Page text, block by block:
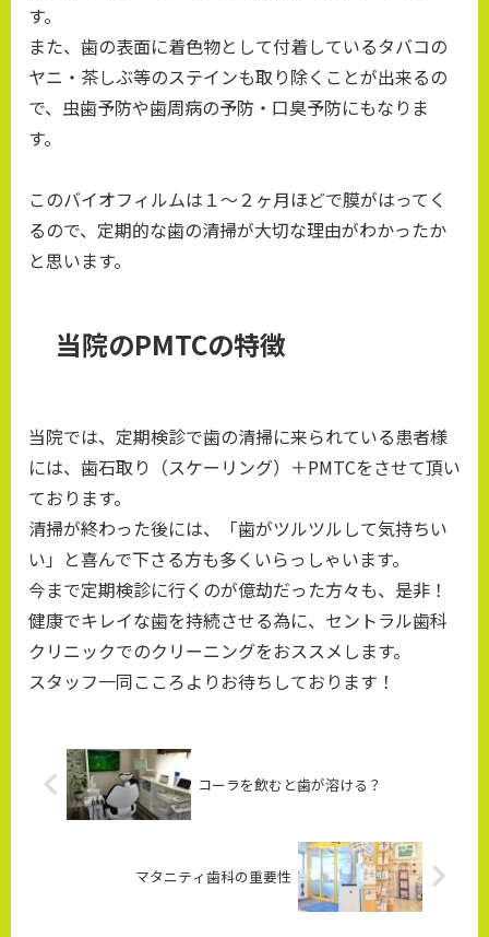
す。
また、歯の表面に着色物として付着しているタバコの
ヤニ・茶しぶ等のステインも取り除くことが出来るの
で、虫歯予防や歯周病の予防・口臭予防にもなりま
す。
このバイオフィルムは１～２ヶ月ほどで膜がはってく
るので、定期的な歯の清掃が大切な理由がわかったか
と思います。
当院のPMTCの特徴
当院では、定期検診で歯の清掃に来られている患者様
には、歯石取り（スケーリング）＋PMTCをさせて頂い
ております。
清掃が終わった後には、「歯がツルツルして気持ちい
い」と喜んで下さる方も多くいらっしゃいます。
今まで定期検診に行くのが億劫だった方々も、是非！
健康でキレイな歯を持続させる為に、セントラル歯科
クリニックでのクリーニングをおススメします。
スタッフ一同こころよりお待ちしております！
コーラを飲むと歯が溶ける？
マタニティ歯科の重要性